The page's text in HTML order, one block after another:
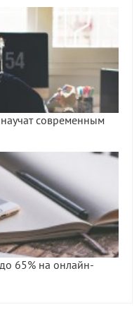
современным
65% на онлайн-